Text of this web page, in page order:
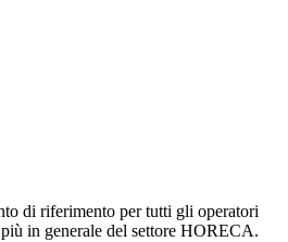
di riferimento per tutti gli operatori
in generale del settore HORECA.